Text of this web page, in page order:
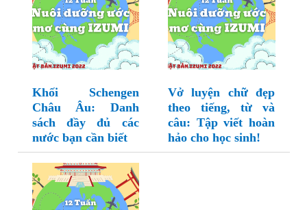
Khối Schengen
Châu Âu: Danh
sách đầy đủ các
nước bạn cần biết
Vở luyện chữ đẹp
theo tiếng, từ và
câu: Tập viết hoàn
hảo cho học sinh!